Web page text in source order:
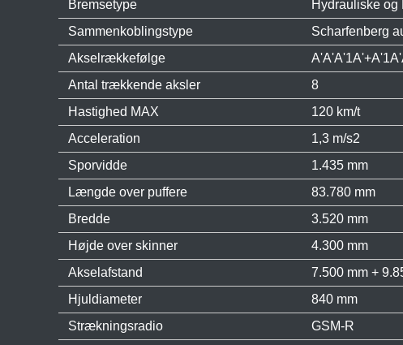
Bremsetype
Hydrauliske og
Sammenkoblingstype
Scharfenberg
Akselrækkefølge
Antal trækkende aksler
8
Hastighed MAX
120 km/t
Acceleration
1,3 m/s2
Sporvidde
1.435 mm
Længde over puffere
83.780 mm
Bredde
3.520 mm
Højde over skinner
4.300 mm
Akselafstand
7.500 mm +
Hjuldiameter
840 mm
Strækningsradio
GSM-R